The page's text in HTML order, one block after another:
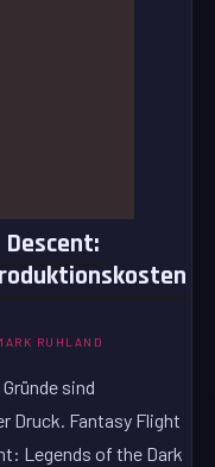
RUHLAND
sind
Druck. Fantasy Flight
Legends of the Dark